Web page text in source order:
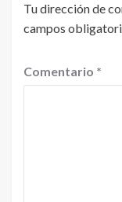
Tu dirección de
campos
Comentario *